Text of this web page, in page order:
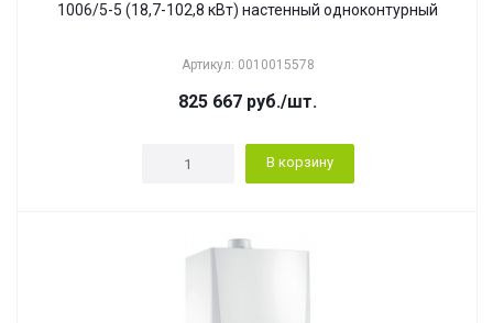
1006/5-5 (18,7-102,8 кВт) настенный одноконтурный
Артикул: 0010015578
825 667 руб./шт.
В корзину